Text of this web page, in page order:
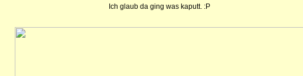
Ich glaub da ging was kaputt. :P